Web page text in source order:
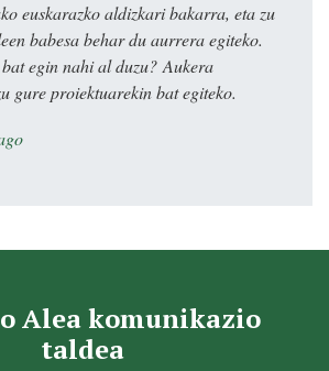
euskarazko aldizkari bakarra, eta zu
babesa behar du aurrera egiteko.
egin nahi al duzu? Aukera
gure proiektuarekin bat egiteko.
Alea komunikazio
taldea